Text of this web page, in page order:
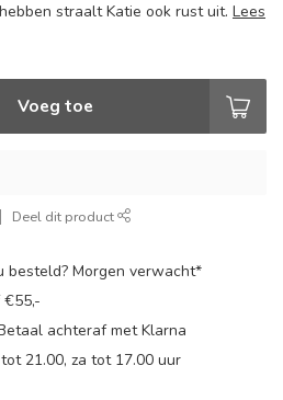
straalt Katie ook rust uit. Lees
Voeg toe
Deel dit product
besteld? Morgen verwacht*
achteraf met Klarna
21.00, za tot 17.00 uur